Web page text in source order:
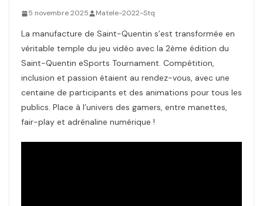
5 novembre 2025 Matele-2022-Stq
La manufacture de Saint-Quentin s’est transformée en
véritable temple du jeu vidéo avec la 2ème édition du
Saint-Quentin eSports Tournament. Compétition,
inclusion et passion étaient au rendez-vous, avec une
centaine de participants et des animations pour tous les
publics. Place à l’univers des gamers, entre manettes,
fair-play et adrénaline numérique !